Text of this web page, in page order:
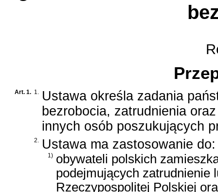
Art. 1. 1. Ustawa określa zadania
bezrobocia, zatrudnienia
innych osób poszukujących
2. Ustawa ma zastosowanie do:
1) obywateli polskich
podejmujących zatrudnienie
Rzeczypospolitej Polskiej